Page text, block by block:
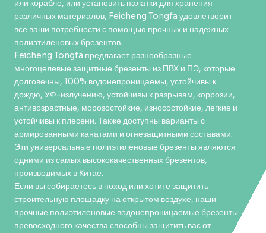
или корабле, или установить палатки для хранения
различных материалов, Feicheng Tongfa удовлетворит
все ваши потребности с помощью прочных и надежных
полиэтиленовых брезентов.
Feicheng Tongfa предлагает разнообразные
многоцелевые защитные брезенты из ПВХ и ПЭ, которые
долговечны, 100% водонепроницаемы, устойчивы к
дождю, УФ-излучению, устойчивы к разрывам, коррозии,
антивозрастные, морозостойкие, износостойкие, легкие и
устойчивы к плесени. Также доступны варианты с
армированными канатами и огнезащитными составами.
Эти универсальные полиэтиленовые брезенты являются
одними из самых высококачественных брезентов,
производимых в Китае.
Если вы собираетесь в поход или хотите защитить
строительную площадку на открытом воздухе, наши
прочные полиэтиленовые водонепроницаемые брезенты
превосходного качества способны защитить вас от